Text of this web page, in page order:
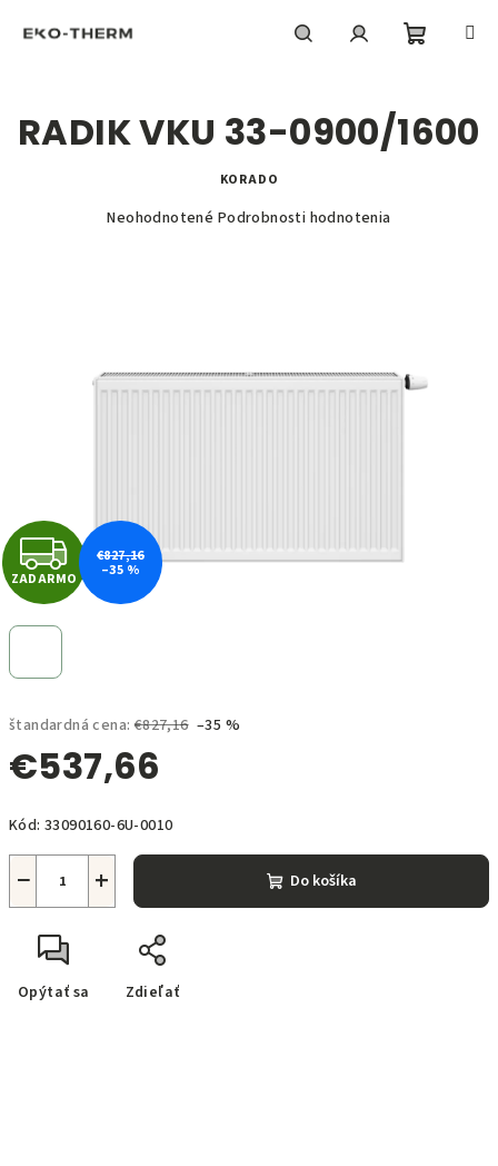
košík
štandardná cena: €827,16 –35 %
€537,66
cena:
Kód: 33090160-6U-0010
+
− Do košíka
Opýtať sa Zdieľať
RADIK VKU 33-0900/1600
KORADO
Priemerné
hviezdičiek.
Neohodnotené Podrobnosti hodnotenia
Z
A
R
M
O
ZADARMO
€827,16
–35 %